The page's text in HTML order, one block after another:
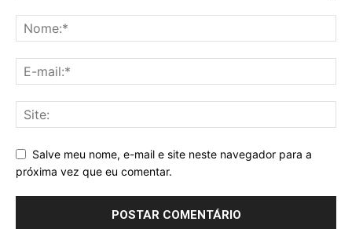
Salve meu nome, e-mail e site neste navegador para a
próxima vez que eu comentar.